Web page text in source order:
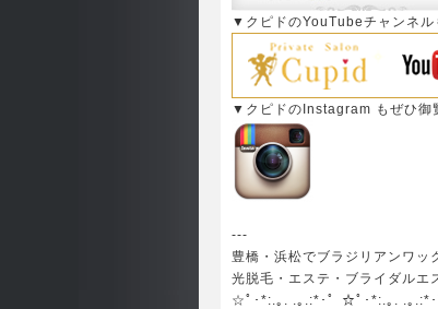
▼クピドのYouTubeチャンネル
▼クピドのInstagram もぜひ御
---
豊橋・浜松でブラジリアンワッ
光脱毛・エステ・ブライダルエ
☆ﾟ･*:.｡. .｡.:*･゜☆ﾟ･*:.｡. .｡.:*